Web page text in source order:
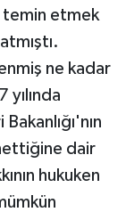
temin etmek
ne kadar
yılında
dair
hukuken